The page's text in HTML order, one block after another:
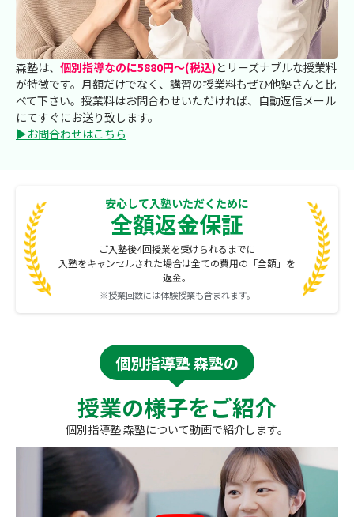
森塾は、 個別指導なのに5880円～(税込)とリーズナブルな授業料
が特徴です。月額だけでなく、講習の授業料もぜひ他塾さんと比
べて下さい。授業料はお問合わせいただければ、自動返信メール
にてすぐにお送り致します。
▶お問合わせはこちら
安心して入塾いただくために
全額返金保証
ご入塾後4回授業を受けられるまでに
入塾をキャンセルされた場合は全ての費用の「全額」を
返金。
※授業回数には体験授業も含まれます。
個別指導塾 森塾の
授業の様子をご紹介
個別指導塾 森塾について動画で紹介します。